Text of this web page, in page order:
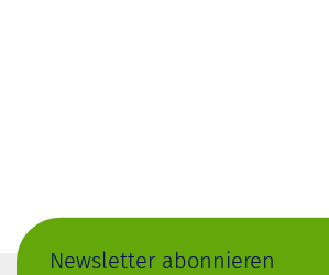
Newsletter abonnieren